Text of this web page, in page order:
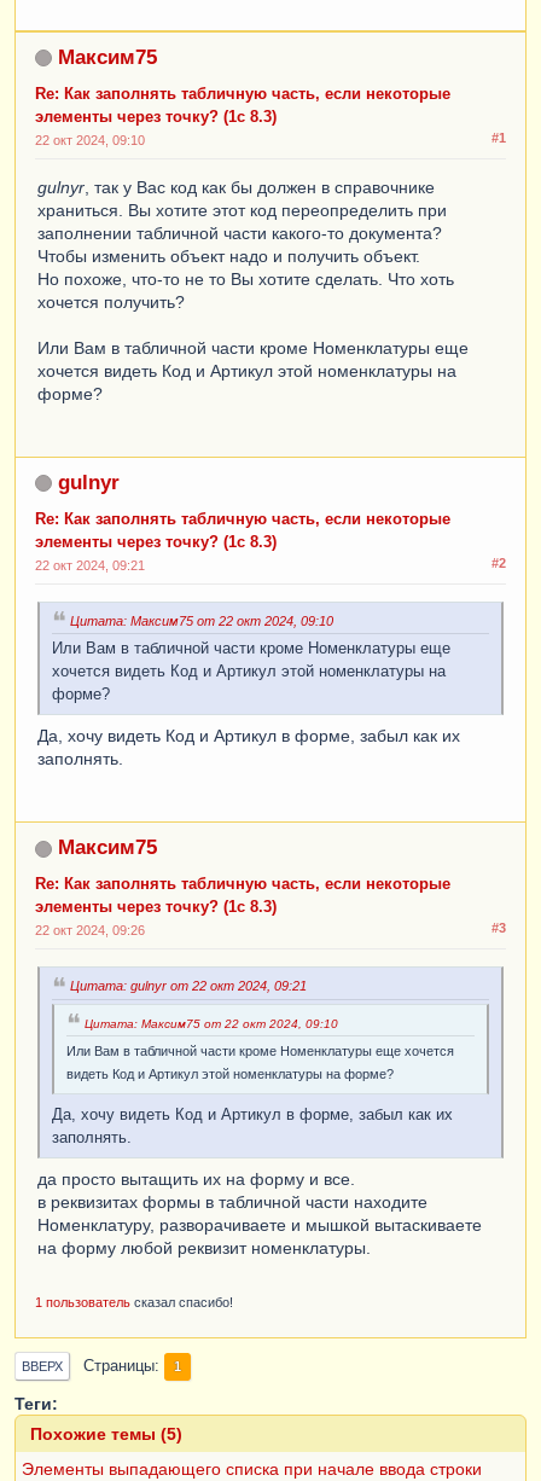
ДобавитьТовары
Объект.Товары
ДобавитьТовары.Номенклатура
ВыборкаДетальныеЗаписи
ДобавитьТовары.Номенклатура.Артикул
ВыборкаДетальныеЗаписи. Номенклатура.Артикул
//непонятно, как правильно сделать
КонецЦикла;
Максим75
Re: Как заполнять табличную часть, если некоторые
элементы через точку? (1c 8.3)
#1
22 окт 2024, 09:10
gulnyr , так у Вас код как бы должен в справочнике
храниться. Вы хотите этот код переопределить при
заполнении табличной части какого-то документа?
Чтобы изменить объект надо и получить объект.
Но похоже, что-то не то Вы хотите сделать. Что хоть
хочется получить?
Или Вам в табличной части кроме Номенклатуры еще
хочется видеть Код и Артикул этой номенклатуры на
форме?
gulnyr
Re: Как заполнять табличную часть, если некоторые
элементы через точку? (1c 8.3)
#2
22 окт 2024, 09:21
Цитата: Максим75 от 22 окт 2024, 09:10
Или Вам в табличной части кроме Номенклатуры еще
хочется видеть Код и Артикул этой номенклатуры на
форме?
Да, хочу видеть Код и Артикул в форме, забыл как их
заполнять.
Максим75
Re: Как заполнять табличную часть, если некоторые
элементы через точку? (1c 8.3)
#3
22 окт 2024, 09:26
Цитата: gulnyr от 22 окт 2024, 09:21
Цитата: Максим75 от 22 окт 2024, 09:10
Или Вам в табличной части кроме Номенклатуры еще хочется
видеть Код и Артикул этой номенклатуры на форме?
Да, хочу видеть Код и Артикул в форме, забыл как их
заполнять.
да просто вытащить их на форму и все.
в реквизитах формы в табличной части находите
Номенклатуру, разворачиваете и мышкой вытаскиваете
на форму любой реквизит номенклатуры.
1 пользователь сказал спасибо!
ВВЕРХ Страницы 1
Теги:
Похожие темы (5)
Элементы выпадающего списка при начале ввода строки